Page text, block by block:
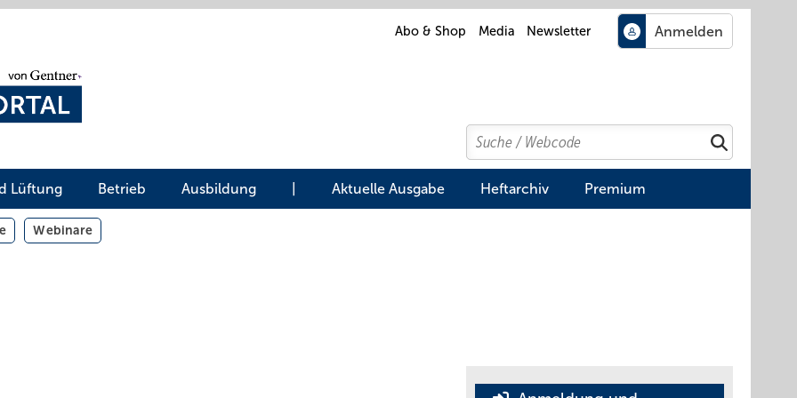
Abo & Shop Media Newsletter
Search
Suchen
Lüftung Betrieb Ausbildung Aktuelle Ausgabe Heftarchiv Premium
Webinare